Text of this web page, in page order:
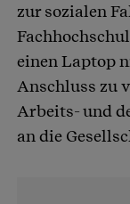
zur sozialen
einen Laptop
Anschluss zu
Arbeits- und
an die